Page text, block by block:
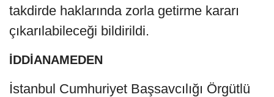
takdirde haklarında zorla getirme kararı
çıkarılabileceği bildirildi.
İDDİANAMEDEN
İstanbul Cumhuriyet Başsavcılığı Örgütlü